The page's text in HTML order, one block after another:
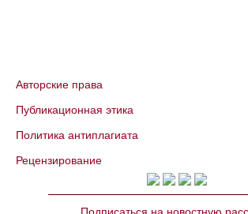
Авторские права
Публикационная этика
Политика антиплагиата
Рецензирование